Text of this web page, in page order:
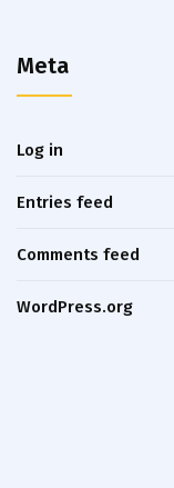
Meta
Log in
Entries feed
Comments feed
WordPress.org